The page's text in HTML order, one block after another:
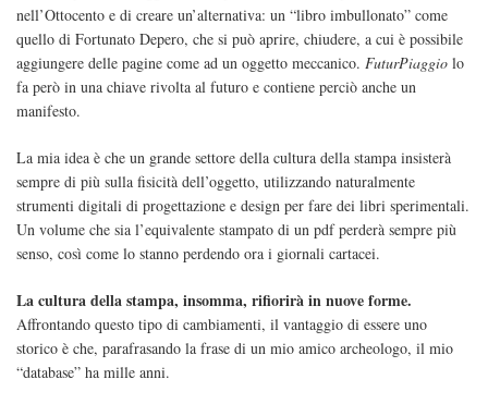
nell’Ottocento e di creare un’alternativa: un “libro imbullonato” come
quello di Fortunato Depero, che si può aprire, chiudere, a cui è possibile
aggiungere delle pagine come ad un oggetto meccanico. FuturPiaggio lo
fa però in una chiave rivolta al futuro e contiene perciò anche un
manifesto.
La mia idea è che un grande settore della cultura della stampa insisterà
sempre di più sulla fisicità dell’oggetto, utilizzando naturalmente
strumenti digitali di progettazione e design per fare dei libri sperimentali.
Un volume che sia l’equivalente stampato di un pdf perderà sempre più
senso, così come lo stanno perdendo ora i giornali cartacei.
La cultura della stampa, insomma, rifiorirà in nuove forme.
Affrontando questo tipo di cambiamenti, il vantaggio di essere uno
storico è che, parafrasando la frase di un mio amico archeologo, il mio
“database” ha mille anni.